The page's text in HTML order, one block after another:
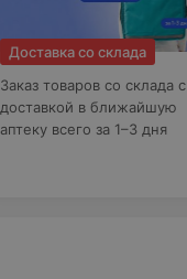
Доставка со склада
Заказ товаров со склада с
доставкой в ближайшую
аптеку всего за 1–3 дня